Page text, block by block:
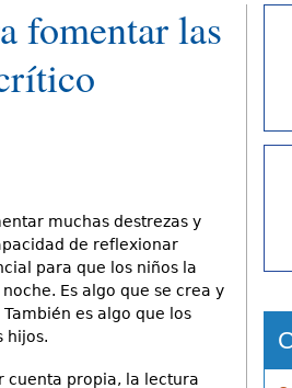
fomentar las
muchas destrezas y
de reflexionar
para que los niños la
Es algo que se crea y
es algo que los
hijos.
cuenta propia, la lectura